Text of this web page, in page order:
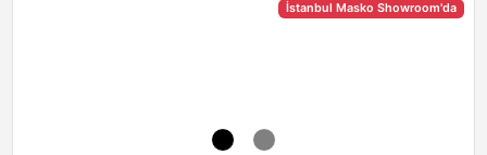
İstanbul Masko Showroom'da